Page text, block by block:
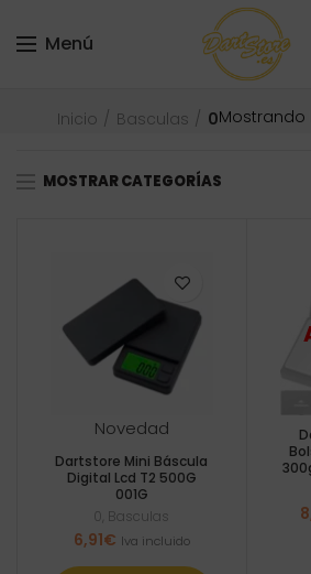
Menú
Inicio Basculas 0Mostrando
MOSTRAR CATEGORÍAS
Novedad
Dartstore Mini Báscula
Digital Lcd T2 500G
001G
0 Basculas
6,91€ Iva incluido